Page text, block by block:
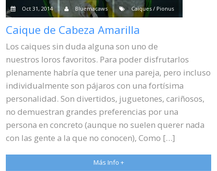
Oct 31, 2014 Bluemacaws Caiques / Pionus
Caique de Cabeza Amarilla
Los caiques sin duda alguna son uno de
nuestros loros favoritos. Para poder disfrutarlos
plenamente habría que tener una pareja, pero incluso
individualmente son pájaros con una fortísima
personalidad. Son divertidos, juguetones, cariñosos,
no demuestran grandes preferencias por una
persona en concreto (aunque no suelen querer nada
con las gente a la que no conocen), Como […]
Más Info +